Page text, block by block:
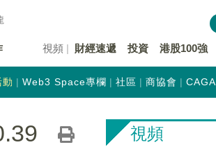
視頻 財經速遞 投資 港股100強
動 Web3 Space專欄 社區 商協會 CAGA
視頻